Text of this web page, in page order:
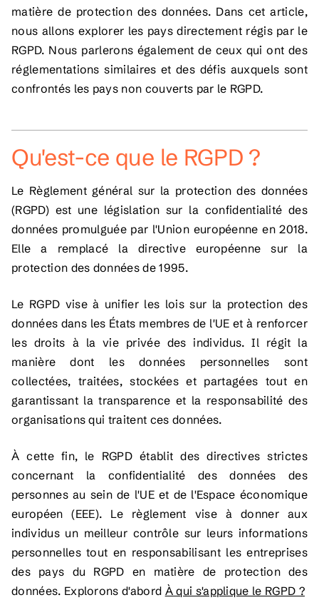
matière de protection des données. Dans cet article,
nous allons explorer les pays directement régis par le
RGPD. Nous parlerons également de ceux qui ont des
réglementations similaires et des défis auxquels sont
confrontés les pays non couverts par le RGPD.
Qu'est-ce que le RGPD ?
Le Règlement général sur la protection des données
(RGPD) est une législation sur la confidentialité des
données promulguée par l'Union européenne en 2018.
Elle a remplacé la directive européenne sur la
protection des données de 1995.
Le RGPD vise à unifier les lois sur la protection des
données dans les États membres de l'UE et à renforcer
les droits à la vie privée des individus. Il régit la
manière dont les données personnelles sont
collectées, traitées, stockées et partagées tout en
garantissant la transparence et la responsabilité des
organisations qui traitent ces données.
À cette fin, le RGPD établit des directives strictes
concernant la confidentialité des données des
personnes au sein de l'UE et de l'Espace économique
européen (EEE). Le règlement vise à donner aux
individus un meilleur contrôle sur leurs informations
personnelles tout en responsabilisant les entreprises
des pays du RGPD en matière de protection des
données. Explorons d'abord À qui s'applique le RGPD ?